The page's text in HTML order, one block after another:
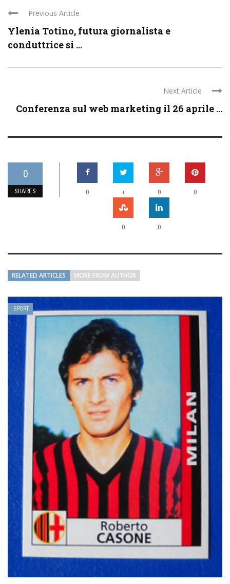
Previous Article
Ylenia Totino, futura giornalista e
conduttrice si ...
Next Article
Conferenza sul web marketing il 26 aprile ...
0
SHARES 0 + 0 0
0 0
RELATED ARTICLES MORE FROM AUTHOR
SPORT